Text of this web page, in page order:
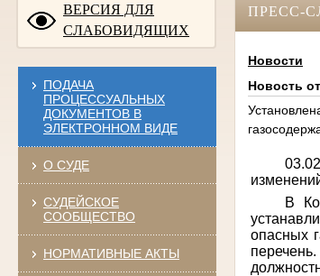
ВЕРСИЯ ДЛЯ
СЛАБОВИДЯЩИХ
ПОДАЧА
ПРОЦЕССУАЛЬНЫХ
ДОКУМЕНТОВ В
ЭЛЕКТРОННОМ ВИДЕ
О СУДЕ
СУДЕЙСКОЕ
СООБЩЕСТВО
НОРМАТИВНЫЕ АКТЫ
ПРЕСС-
Новости
Новость
В
опасных